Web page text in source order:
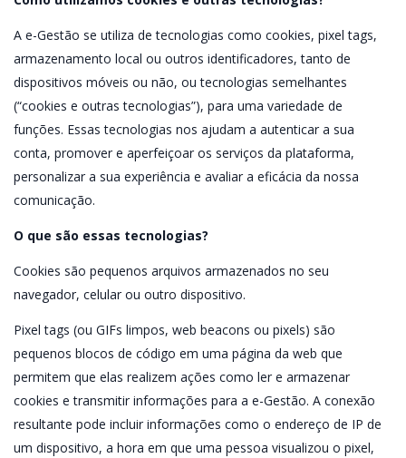
A e-Gestão se utiliza de tecnologias como cookies, pixel tags,
armazenamento local ou outros identificadores, tanto de
dispositivos móveis ou não, ou tecnologias semelhantes
(“cookies e outras tecnologias”), para uma variedade de
funções. Essas tecnologias nos ajudam a autenticar a sua
conta, promover e aperfeiçoar os serviços da plataforma,
personalizar a sua experiência e avaliar a eficácia da nossa
comunicação.
O que são essas tecnologias?
Cookies são pequenos arquivos armazenados no seu
navegador, celular ou outro dispositivo.
Pixel tags (ou GIFs limpos, web beacons ou pixels) são
pequenos blocos de código em uma página da web que
permitem que elas realizem ações como ler e armazenar
cookies e transmitir informações para a e-Gestão. A conexão
resultante pode incluir informações como o endereço de IP de
um dispositivo, a hora em que uma pessoa visualizou o pixel,